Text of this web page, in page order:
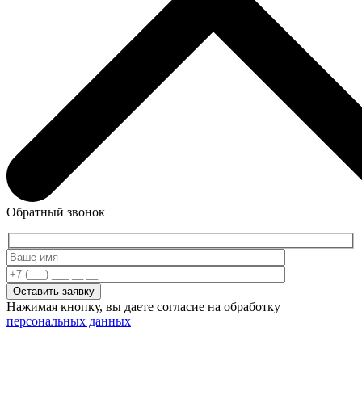
Обратный звонок
Нажимая кнопку, вы даете согласие на обработку
персональных данных